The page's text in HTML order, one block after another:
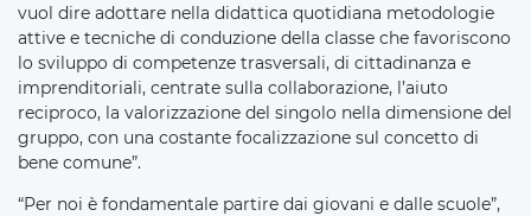
vuol dire adottare nella didattica quotidiana metodologie
attive e tecniche di conduzione della classe che favoriscono
lo sviluppo di competenze trasversali, di cittadinanza e
imprenditoriali, centrate sulla collaborazione, l’aiuto
reciproco, la valorizzazione del singolo nella dimensione del
gruppo, con una costante focalizzazione sul concetto di
bene comune”.
“Per noi è fondamentale partire dai giovani e dalle scuole”,